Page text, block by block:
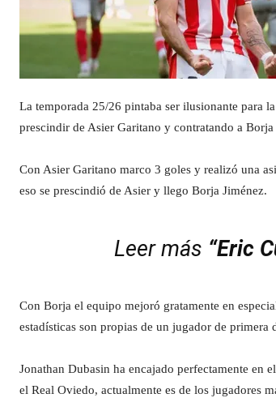
La temporada 25/26 pintaba ser ilusionante para
prescindir de Asier Garitano y contratando a
Con Asier Garitano marco 3 goles y realizó una
eso se prescindió de Asier y llego Borja Jiménez.
Leer más “Eric
Con Borja el equipo mejoró gratamente en
estadísticas son propias de un jugador de primera
Jonathan Dubasin ha encajado perfectamente en
el Real Oviedo, actualmente es de los jugadores